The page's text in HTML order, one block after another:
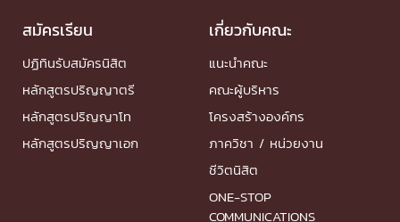
สมัครเรียน
ปฏิทินรับสมัครนิสิต
หลักสูตรปริญญาตรี
หลักสูตรปริญญาโท
หลักสูตรปริญญาเอก
เกี่ยวกับคณะ
แนะนำคณะ
คณะผู้บริหาร
โครงสร้างองค์กร
ภาควิชา / หน่วยงาน
ชีวิตนิสิต
ONE-STOP
COMMUNICATIONS